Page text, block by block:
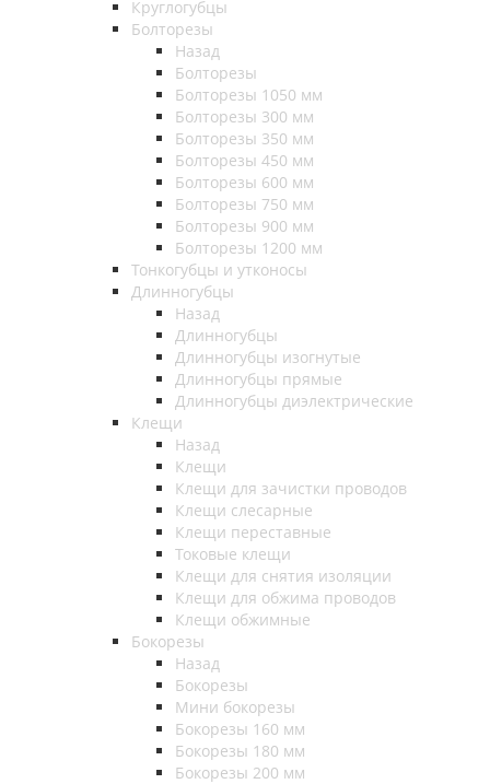
Круглогубцы
Болторезы
Назад
Болторезы
Болторезы 1050 мм
Болторезы 300 мм
Болторезы 350 мм
Болторезы 450 мм
Болторезы 600 мм
Болторезы 750 мм
Болторезы 900 мм
Болторезы 1200 мм
Тонкогубцы и утконосы
Длинногубцы
Назад
Длинногубцы
Длинногубцы изогнутые
Длинногубцы прямые
Длинногубцы диэлектрические
Клещи
Назад
Клещи
Клещи для зачистки проводов
Клещи слесарные
Клещи переставные
Токовые клещи
Клещи для снятия изоляции
Клещи для обжима проводов
Клещи обжимные
Бокорезы
Назад
Бокорезы
Мини бокорезы
Бокорезы 160 мм
Бокорезы 180 мм
Бокорезы 200 мм